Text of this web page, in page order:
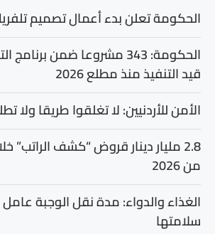
الحكومة تعلن بدء أعمال تصميم
الحكومة: 343 مشروعا ضمن
قيد التنفيذ منذ مطلع 2026
الأمن للأردنيين: لا تغلقوا طريقا ولا
2.8 مليار دينار قروض “كشف الراتب”
من 2026
الغذاء والدواء: مدة نقل الوجبة
سلامتها